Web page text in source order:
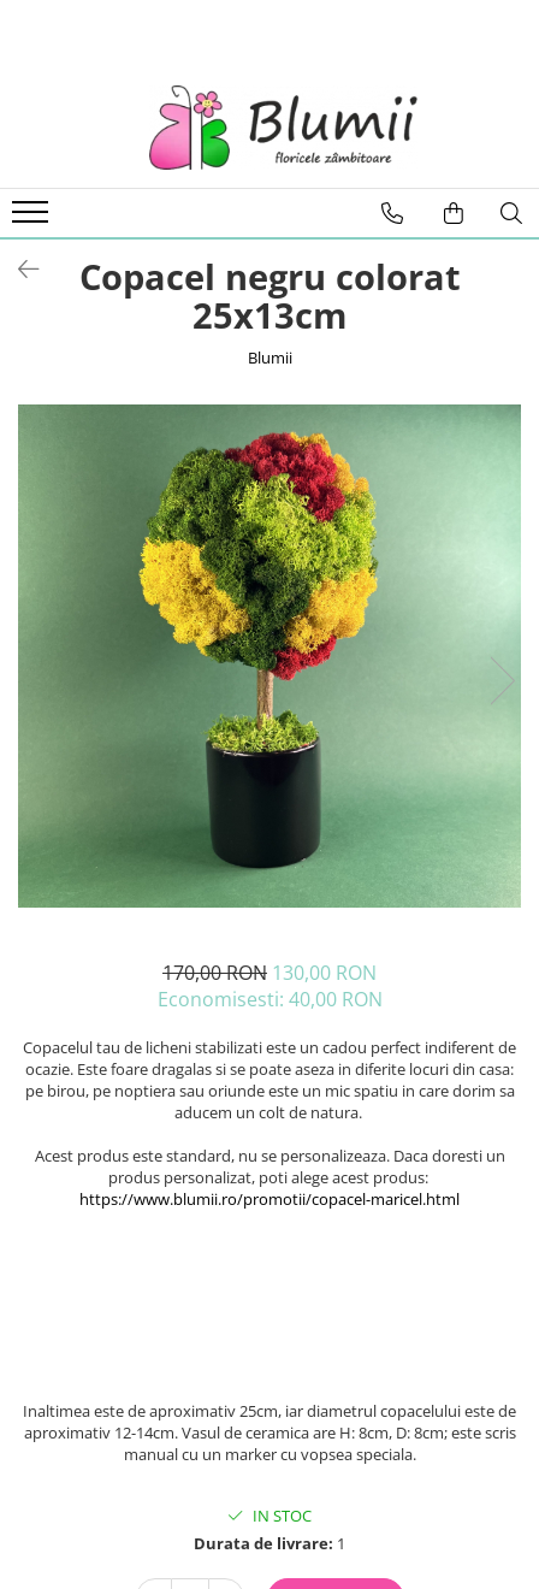
FLORI NATURALE
ARANJAMENTE
INAPOI LA SCOALA
Copacel negru colorat
25x13cm
Blumii
170,00 RON 130,00 RON
Economisesti: 40,00 RON
Copacelul tau de licheni stabilizati este un cadou perfect indiferent de
ocazie. Este foare dragalas si se poate aseza in diferite locuri din casa:
pe birou, pe noptiera sau oriunde este un mic spatiu in care dorim sa
aducem un colt de natura.
Acest produs este standard, nu se personalizeaza. Daca doresti un
produs personalizat, poti alege acest produs: ​
https://www.blumii.ro/promotii/copacel-maricel.html
Inaltimea este de aproximativ 25cm, iar diametrul copacelului este de
aproximativ 12-14cm. Vasul de ceramica are H: 8cm, D: 8cm; este scris
manual cu un marker cu vopsea speciala.
IN STOC
Durata de livrare: 1